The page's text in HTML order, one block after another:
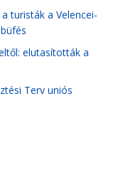
turisták a Velencei-
elutasították a
Terv uniós